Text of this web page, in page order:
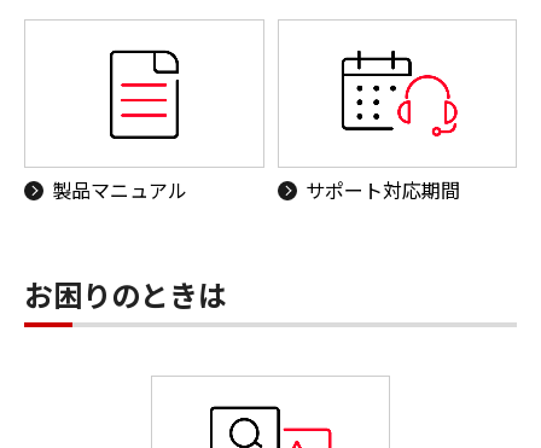
製品マニュアル サポート対応期間
お困りのときは